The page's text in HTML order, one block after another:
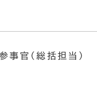
官（総括担当）